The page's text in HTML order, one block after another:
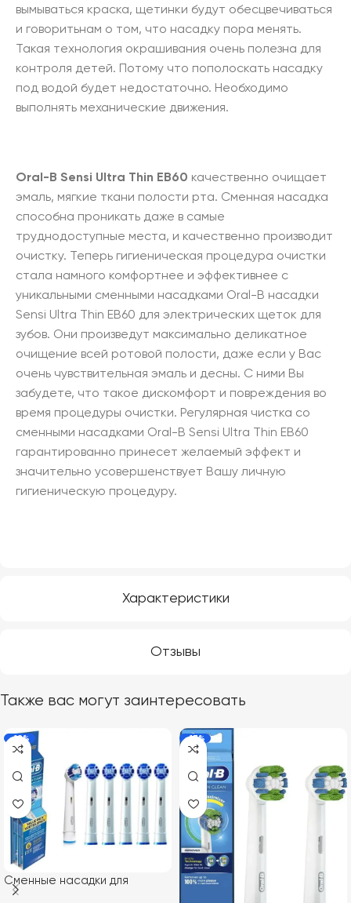
Характеристики
Отзывы
вымываться краска, щетинки будут обесцвечиваться
и говоритьнам о том, что насадку пора менять.
Такая технология окрашивания очень полезна для
контроля детей. Потому что пополоскать насадку
под водой будет недостаточно. Необходимо
выполнять механические движения.
Oral-B Sensi Ultra Thin EB60 качественно очищает
эмаль, мягкие ткани полости рта. Сменная насадка
способна проникать даже в самые
труднодоступные места, и качественно производит
очистку. Теперь гигиеническая процедура очистки
стала намного комфортнее и эффективнее с
уникальными сменными насадками Oral-B насадки
Sensi Ultra Thin EB60 для электрических щеток для
зубов. Они произведут максимально деликатное
очищение всей ротовой полости, даже если у Вас
очень чувствительная эмаль и десны. С ними Вы
забудете, что такое дискомфорт и повреждения во
время процедуры очистки. Регулярная чистка со
сменными насадками Oral-B Sensi Ultra Thin EB60
гарантированно принесет желаемый эффект и
значительно усовершенствует Вашу личную
гигиеническую процедуру.
Также вас могут заинтересовать
-18%
Сменные насадки для
электрической зубной щетки
-17%